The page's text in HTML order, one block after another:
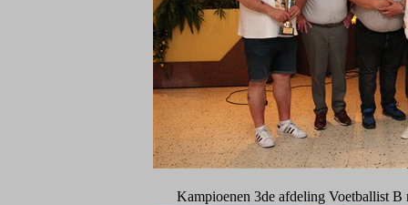
Kampioenen 3de afdeling Voetballist